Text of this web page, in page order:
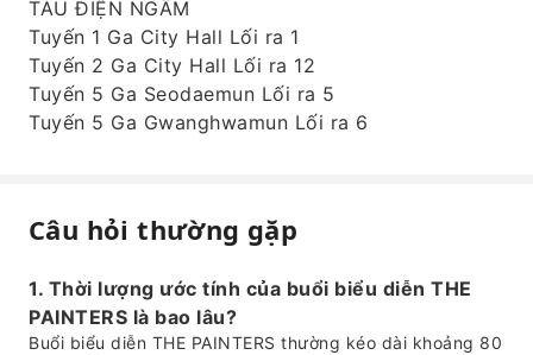
TÀU ĐIỆN NGẦM
Tuyến 1 Ga City Hall Lối ra 1
Tuyến 2 Ga City Hall Lối ra 12
Tuyến 5 Ga Seodaemun Lối ra 5
Tuyến 5 Ga Gwanghwamun Lối ra 6
Câu hỏi thường gặp
1. Thời lượng ước tính của buổi biểu diễn THE
PAINTERS là bao lâu?
Buổi biểu diễn THE PAINTERS thường kéo dài khoảng 80